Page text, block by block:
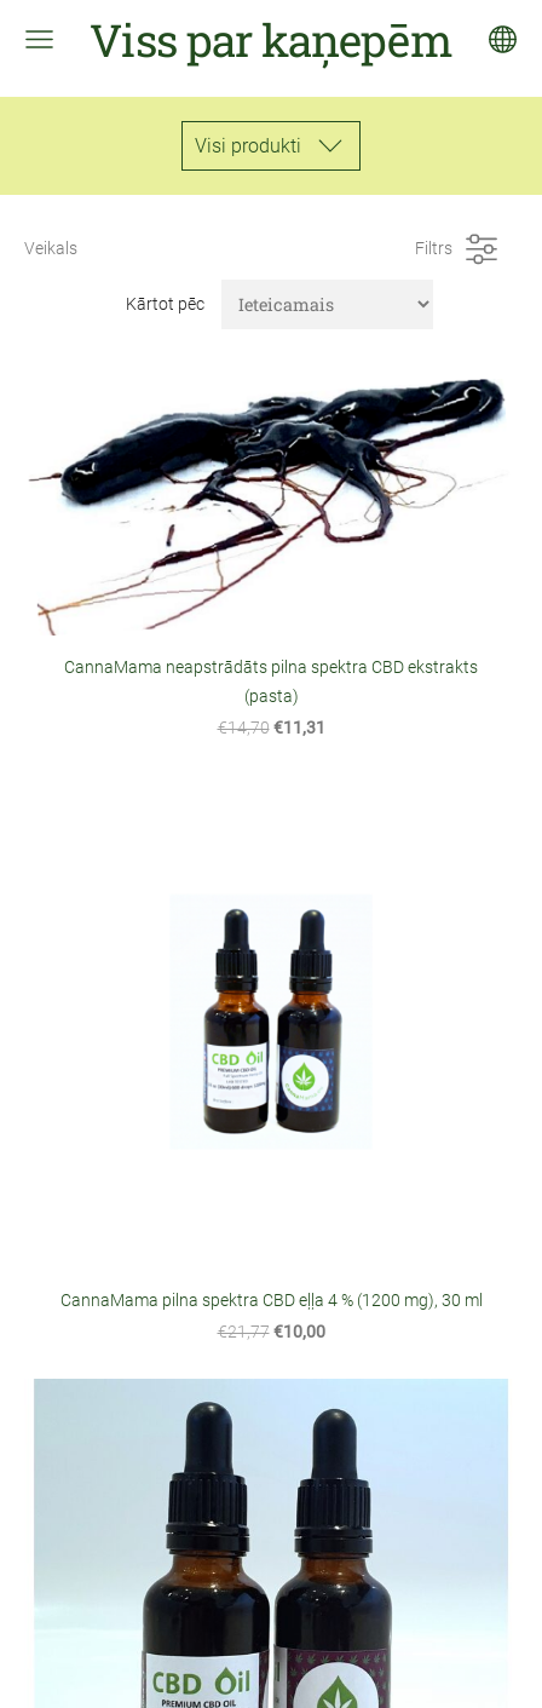
Viss par kaņepēm
Visi produkti
Veikals Filtrs
Kārtot pēc
CannaMama neapstrādāts pilna spektra CBD ekstrakts
(pasta)
€14,70 €11,31
CannaMama pilna spektra CBD eļļa 4 % (1200 mg), 30 ml
€21,77 €10,00